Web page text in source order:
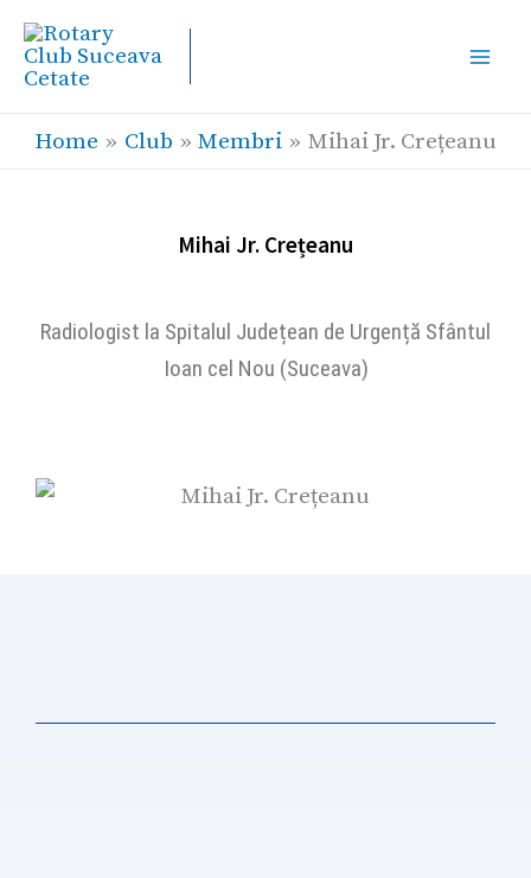
Skip
content
Home
Club Membri Mihai Jr. Crețeanu
Mihai Jr. Crețeanu
Radiologist la Spitalul Județean de Urgență Sfântul
Ioan cel Nou (Suceava)